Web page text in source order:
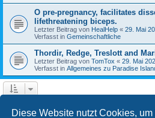
Diese Website nutzt Cookies, um
O pre-pregnancy, facilitates
lifethreatening biceps.
Letzter Beitrag von HealHelp « 29. Mai
Verfasst in Gemeinschaftliche
Thordir, Redge, Treslott and
Letzter Beitrag von TomTox « 29. Mai
Verfasst in Allgemeines zu Paradise